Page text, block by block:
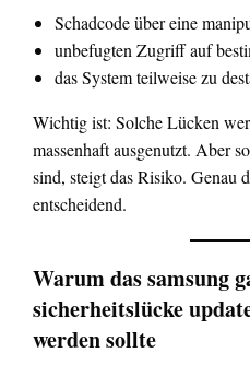
Schadcode über eine
unbefugten Zugriff auf
das System teilweise zu
Wichtig ist: Solche Lücken
massenhaft ausgenutzt. Aber
sind, steigt das Risiko. Genau
entscheidend.
Warum das samsung
sicherheitslücke
werden sollte